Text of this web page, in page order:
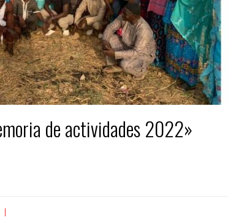
de actividades 2022»